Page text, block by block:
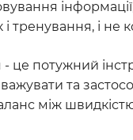
тренування, і не
- це потужний
та
між